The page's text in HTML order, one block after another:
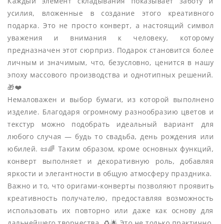
усилия, вложенные в создание этого креативного
подарка. Это не просто конверт, а настоящий символ
уважения и внимания к человеку, которому
предназначен этот сюрприз. Подарок становится более
личным и значимым, что, безусловно, ценится в нашу
эпоху массового производства и однотипных решений.
🎁❤️
Немаловажен и выбор бумаги, из которой выполнено
изделие. Благодаря огромному разнообразию цветов и
текстур можно подобрать идеальный вариант для
любого случая — будь то свадьба, день рождения или
юбилей. 📜🌈 Таким образом, кроме основных функций,
конверт выполняет и декоративную роль, добавляя
яркости и элегантности в общую атмосферу праздника.
Важно и то, что оригами-конверты позволяют проявить
креативность получателю, предоставляя возможность
использовать их повторно или даже как основу для